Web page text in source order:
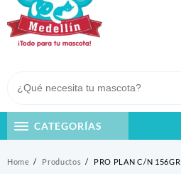
CATEGORÍAS
Home Productos PRO PLAN C/N 156GR